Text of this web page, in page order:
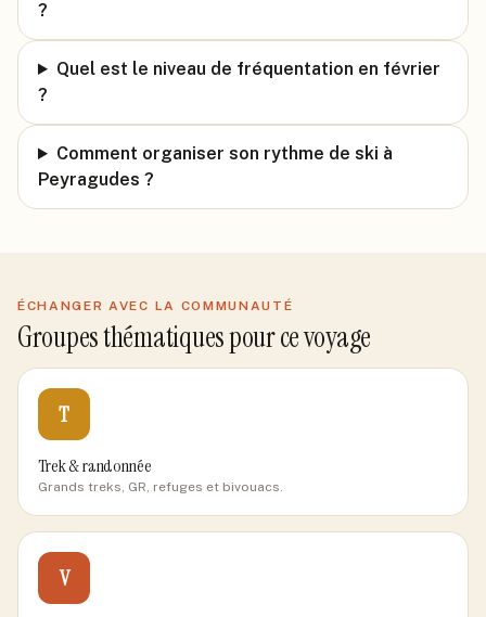
?
Quel est le niveau de fréquentation en février
?
Comment organiser son rythme de ski à
Peyragudes ?
ÉCHANGER AVEC LA COMMUNAUTÉ
Groupes thématiques pour ce voyage
T
Trek & randonnée
Grands treks, GR, refuges et bivouacs.
V